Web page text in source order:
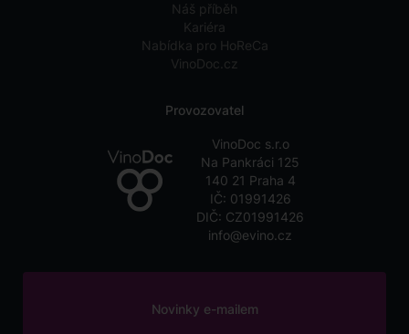
Náš příběh
Kariéra
Nabídka pro HoReCa
VinoDoc.cz
Provozovatel
VinoDoc s.r.o
Na Pankráci 125
140 21 Praha 4
IČ: 01991426
DIČ: CZ01991426
info@evino.cz
Novinky e-mailem